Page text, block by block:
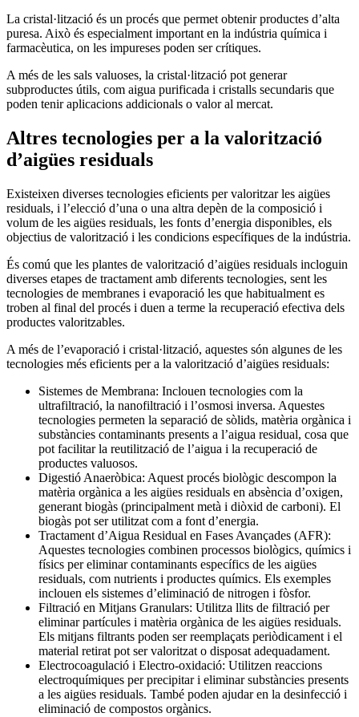
La cristal·lització és un procés que permet obtenir productes d’alta
puresa. Això és especialment important en la indústria química i
farmacèutica, on les impureses poden ser crítiques.
A més de les sals valuoses, la cristal·lització pot generar
subproductes útils, com aigua purificada i cristalls secundaris que
poden tenir aplicacions addicionals o valor al mercat.
Altres tecnologies per a la valorització
d’aigües residuals
Existeixen diverses tecnologies eficients per valoritzar les aigües
residuals, i l’elecció d’una o una altra depèn de la composició i
volum de les aigües residuals, les fonts d’energia disponibles, els
objectius de valorització i les condicions específiques de la indústria.
És comú que les plantes de valorització d’aigües residuals incloguin
diverses etapes de tractament amb diferents tecnologies, sent les
tecnologies de membranes i evaporació les que habitualment es
troben al final del procés i duen a terme la recuperació efectiva dels
productes valoritzables.
A més de l’evaporació i cristal·lització, aquestes són algunes de les
tecnologies més eficients per a la valorització d’aigües residuals:
Sistemes de Membrana: Inclouen tecnologies com la
ultrafiltració, la nanofiltració i l’osmosi inversa. Aquestes
tecnologies permeten la separació de sòlids, matèria orgànica i
substàncies contaminants presents a l’aigua residual, cosa que
pot facilitar la reutilització de l’aigua i la recuperació de
productes valuosos.
Digestió Anaeròbica: Aquest procés biològic descompon la
matèria orgànica a les aigües residuals en absència d’oxigen,
generant biogàs (principalment metà i diòxid de carboni). El
biogàs pot ser utilitzat com a font d’energia.
Tractament d’Aigua Residual en Fases Avançades (AFR):
Aquestes tecnologies combinen processos biològics, químics i
físics per eliminar contaminants específics de les aigües
residuals, com nutrients i productes químics. Els exemples
inclouen els sistemes d’eliminació de nitrogen i fòsfor.
Filtració en Mitjans Granulars: Utilitza llits de filtració per
eliminar partícules i matèria orgànica de les aigües residuals.
Els mitjans filtrants poden ser reemplaçats periòdicament i el
material retirat pot ser valoritzat o disposat adequadament.
Electrocoagulació i Electro-oxidació: Utilitzen reaccions
electroquímiques per precipitar i eliminar substàncies presents
a les aigües residuals. També poden ajudar en la desinfecció i
eliminació de compostos orgànics.